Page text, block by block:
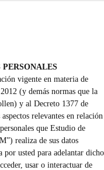
vigente en materia de
(y demás normas que la
y al Decreto 1377 de
relevantes en relación
que Estudio de
realiza de sus datos
por usted para adelantar dicho
usar o interactuar de